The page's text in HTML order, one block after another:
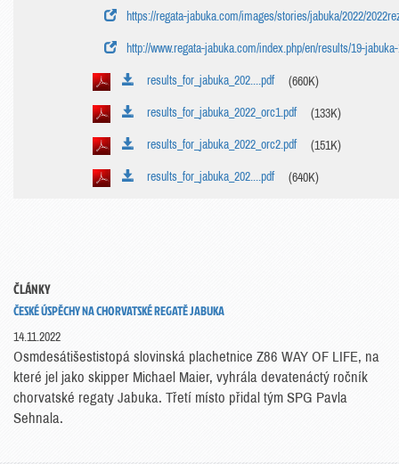
https://regata-jabuka.com/images/stories/jabuka/2022/
http://www.regata-jabuka.com/index.php/en/results/19-
results_for_jabuka_202....pdf (660K)
results_for_jabuka_2022_orc1.pdf (133K)
results_for_jabuka_2022_orc2.pdf (151K)
results_for_jabuka_202....pdf (640K)
ČLÁNKY
ČESKÉ ÚSPĚCHY NA CHORVATSKÉ REGATĚ JABUKA
14.11.2022
Osmdesátišestistopá slovinská plachetnice Z86 WAY OF LIFE, na
které jel jako skipper Michael Maier, vyhrála devatenáctý ročník
chorvatské regaty Jabuka. Třetí místo přidal tým SPG Pavla
Sehnala.